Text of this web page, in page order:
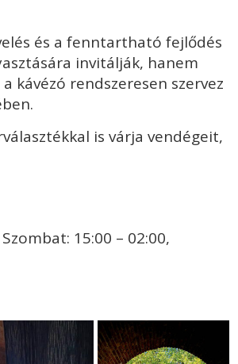
és a fenntartható fejlődés
invitálják, hanem
kávézó rendszeresen szervez
is várja vendégeit,
15:00 – 02:00,